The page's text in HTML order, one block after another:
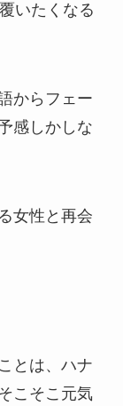
いたくなる
からフェー
感しかしな
女性と再会
とは、ハナ
こそこ元気